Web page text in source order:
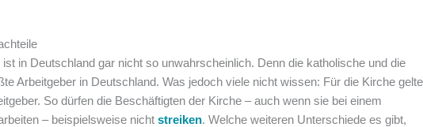
ist in Deutschland gar nicht so unwahrscheinlich. Denn die katholische und die
Arbeitgeber in Deutschland. Was jedoch viele nicht wissen: Für die Kirche
So dürfen die Beschäftigten der Kirche – auch wenn sie bei einem
– beispielsweise nicht streiken. Welche weiteren Unterschiede es gibt,